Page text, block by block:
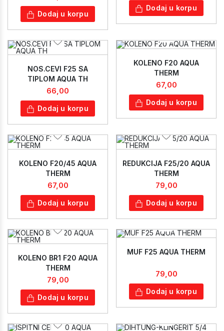
Dodaj u korpu
Dodaj u korpu
NOS.CEVI F25 SA
TIPLOM AQUA TH
66,00
Dodaj u korpu
KOLENO F20 AQUA
THERM
67,00
Dodaj u korpu
KOLENO F20/45 AQUA
THERM
67,00
Dodaj u korpu
REDUKCIJA F25/20 AQUA
THERM
79,00
Dodaj u korpu
KOLENO BR1 F20 AQUA
THERM
79,00
Dodaj u korpu
MUF F25 AQUA THERM
79,00
Dodaj u korpu